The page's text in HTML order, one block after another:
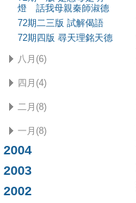
燈 話我母親秦師淑德
72期二三版 試解偈語
72期四版 尋天理銘天德
八月(6)
四月(4)
二月(8)
一月(8)
2004
2003
2002